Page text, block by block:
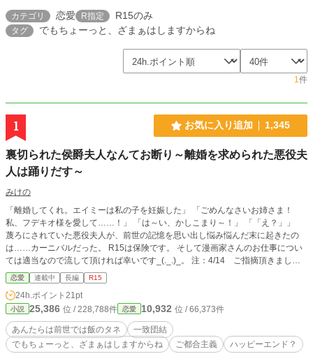
カテゴリ 恋愛 R指定 R15のみ
タグ でもちょーっと、ざまぁはしますからね
1件
1 お気に入り追加 1,345
裏切られた侯爵夫人なんてお断り～離婚を求められた悪役夫
人は踊りだす～
みけの
「離婚してくれ。エイミーは私の子を妊娠した」 「ごめんなさいお姉さま！
私、フデキオ様を愛して……！」 「は～い、かしこまり～！」 「「え？」」
蔑ろにされていた悪役夫人が、前世の記憶を思い出し悩み悩んだ末に起きたの
は……カーニバルだった。 R15は保険です。 そして漫画家さんのお仕事につい
ては適当なので流して頂ければ幸いです_(._.)_。 注：4/14 ご指摘頂きました
為、プロローグと『悪役夫人、対決する』に加筆修正しましたm(__)m。 注：設
定を「短編」から「長編」へと変更しましたが無事に完結しました♪ 2026年1月
より、新章始まりました♪ 『俺の“フラグ”を折って欲しい』 突如現れた第３王
子、デュートリヒがクリスティア（＋中身前世ポンコツ社会人）に突然の依頼。
しかしいくら悪友の描いた世界とはいえ、今自分がいる世界がどの作品なのかも
分からない。更にキャラ達にも分からない点が多く……。 拙作をお読み頂けた
皆様に、感謝申し上げますm(__)m。
恋愛 連載中 長編 R15
24h.ポイント 21pt
小説 25,386 位 / 228,788件 恋愛 10,932 位 / 66,373件
あんたらは前世では飯のタネ
一致団結
でもちょーっと、ざまぁはしますからね
ご都合主義 ハッピーエンド？